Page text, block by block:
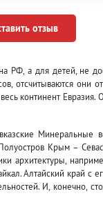
отзыв
РФ, а для детей, не
отсчитываются они
континент
Крым –
архитектуры,
Алтайский край с
И, конечно,